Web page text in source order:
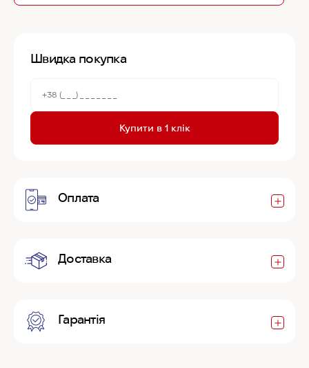
Швидка покупка
Купити в 1 клік
Оплата
Доставка
Гарантія